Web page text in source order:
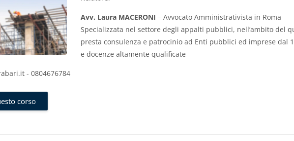
Avv. Laura MACERONI – Avvocato Amministrativista in Roma
Specializzata nel settore degli appalti pubblici, nell’ambito del
presta consulenza e patrocinio ad Enti pubblici ed imprese dal
e docenze altamente qualificate
- 0804676784
corso